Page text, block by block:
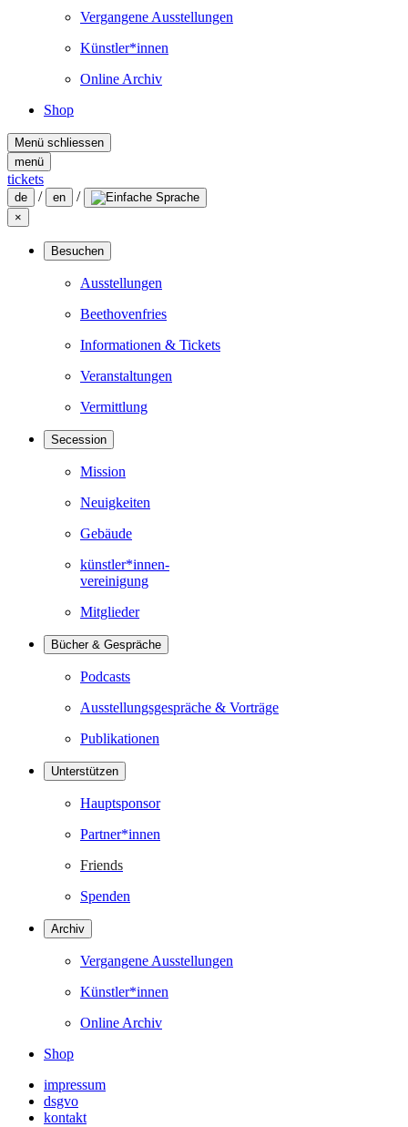
Vergangene Ausstellungen
Künstler*innen
Online Archiv
Shop
Menü schliessen
menü
tickets
de / en /
×
Besuchen
Ausstellungen
Beethovenfries
Informationen & Tickets
Veranstaltungen
Vermittlung
Secession
Mission
Neuigkeiten
Gebäude
künstler*innen-
vereinigung
Mitglieder
Bücher & Gespräche
Podcasts
Ausstellungsgespräche & Vorträge
Publikationen
Unterstützen
Hauptsponsor
Partner*innen
Friends
Spenden
Archiv
Vergangene Ausstellungen
Künstler*innen
Online Archiv
Shop
impressum
dsgvo
kontakt